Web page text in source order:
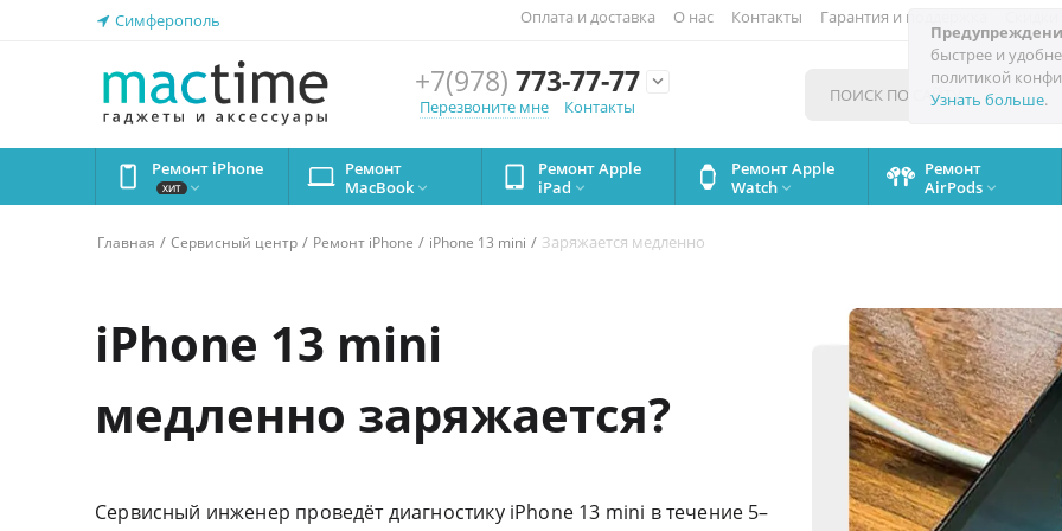
быстрее и
политикой
Узнать больше.
Симферополь Оплата и доставка О нас Контакты Гарантия и поддержка
+7(978) 773-77-77

Перезвоните мне
Контакты
Ремонт iPhone
ХИТ 
Ремонт
MacBook 
Ремонт Apple
iPad 
Ремонт Apple
Watch 
Ремонт
AirPods 
Главная / Сервисный центр / Ремонт iPhone / iPhone 13 mini / Заряжается медленно
iPhone 13 mini
медленно заряжается?
Сервисный инженер проведёт диагностику iPhone 13 mini в течение 5–